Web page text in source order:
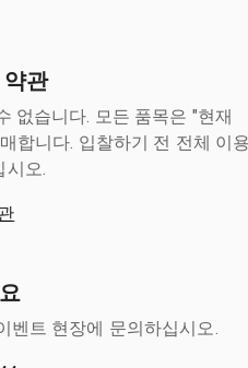
약관
없습니다. 모든 품목은 "현재
합니다. 입찰하기 전 전체 이용
오.
벤트 현장에 문의하십시오.